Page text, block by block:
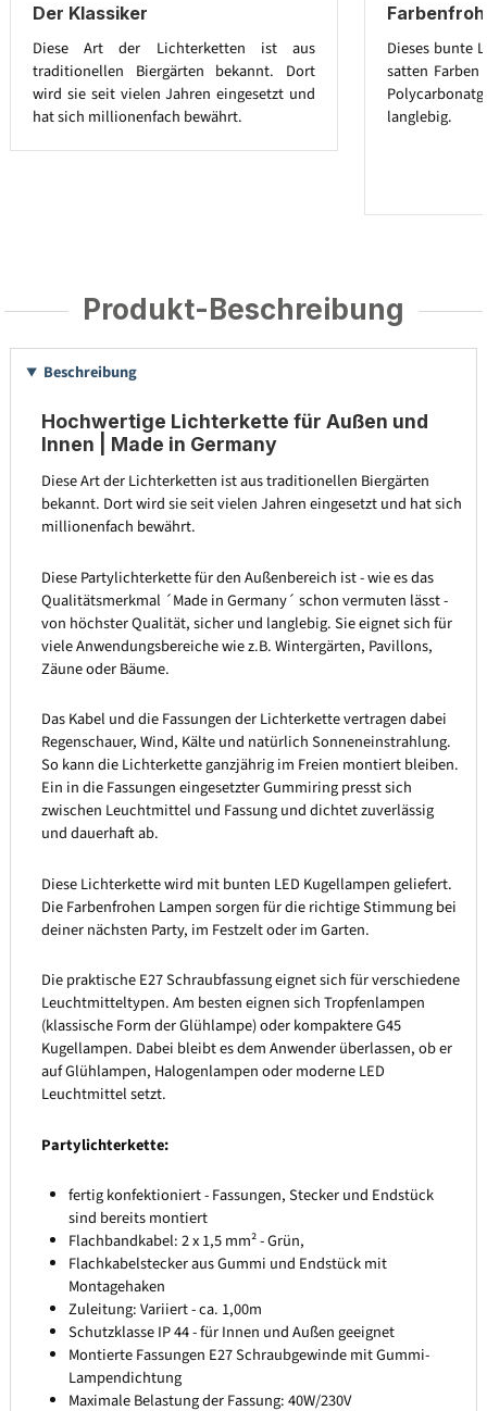
Der Klassiker
Diese Art der Lichterketten ist aus
traditionellen Biergärten bekannt. Dort
wird sie seit vielen Jahren eingesetzt und
hat sich millionenfach bewährt.
Dieses bunte
satten
langlebig.
Produkt-Beschreibung
Beschreibung
Hochwertige Lichterkette für Außen und
Innen | Made in Germany
Diese Art der Lichterketten ist aus traditionellen Biergärten
bekannt. Dort wird sie seit vielen Jahren eingesetzt und hat sich
millionenfach bewährt.
Diese Partylichterkette für den Außenbereich ist - wie es das
Qualitätsmerkmal ´Made in Germany´ schon vermuten lässt -
von höchster Qualität, sicher und langlebig. Sie eignet sich für
viele Anwendungsbereiche wie z.B. Wintergärten, Pavillons,
Zäune oder Bäume.
Das Kabel und die Fassungen der Lichterkette vertragen dabei
Regenschauer, Wind, Kälte und natürlich Sonneneinstrahlung.
So kann die Lichterkette ganzjährig im Freien montiert bleiben.
Ein in die Fassungen eingesetzter Gummiring presst sich
zwischen Leuchtmittel und Fassung und dichtet zuverlässig
und dauerhaft ab.
Diese Lichterkette wird mit bunten LED Kugellampen geliefert.
Die Farbenfrohen Lampen sorgen für die richtige Stimmung bei
deiner nächsten Party, im Festzelt oder im Garten.
Die praktische E27 Schraubfassung eignet sich für verschiedene
Leuchtmitteltypen. Am besten eignen sich Tropfenlampen
(klassische Form der Glühlampe) oder kompaktere G45
Kugellampen. Dabei bleibt es dem Anwender überlassen, ob er
auf Glühlampen, Halogenlampen oder moderne LED
Leuchtmittel setzt.
Partylichterkette:
fertig konfektioniert - Fassungen, Stecker und Endstück
sind bereits montiert
Flachbandkabel: 2 x 1,5 mm² - Grün,
Flachkabelstecker aus Gummi und Endstück mit
Montagehaken
Zuleitung: Variiert - ca. 1,00m
Schutzklasse IP 44 - für Innen und Außen geeignet
Montierte Fassungen E27 Schraubgewinde mit Gummi-
Lampendichtung
Maximale Belastung der Fassung: 40W/230V